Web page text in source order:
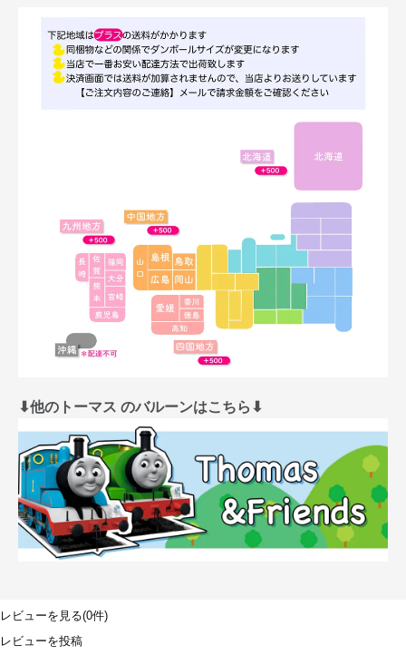
⬇︎他のトーマス のバルーンはこちら⬇︎
レビューを見る(0件)
レビューを投稿